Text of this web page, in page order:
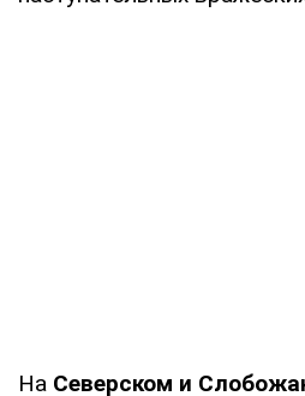
На Северском и